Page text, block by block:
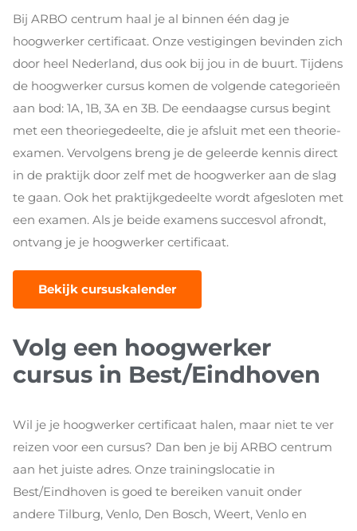
Bij ARBO centrum haal je al binnen één dag je
hoogwerker certificaat. Onze vestigingen bevinden zich
door heel Nederland, dus ook bij jou in de buurt. Tijdens
de hoogwerker cursus komen de volgende categorieën
aan bod: 1A, 1B, 3A en 3B. De eendaagse cursus begint
met een theoriegedeelte, die je afsluit met een theorie-
examen. Vervolgens breng je de geleerde kennis direct
in de praktijk door zelf met de hoogwerker aan de slag
te gaan. Ook het praktijkgedeelte wordt afgesloten met
een examen. Als je beide examens succesvol afrondt,
ontvang je je hoogwerker certificaat.
Bekijk cursuskalender
Volg een hoogwerker
cursus in Best/Eindhoven
Wil je je hoogwerker certificaat halen, maar niet te ver
reizen voor een cursus? Dan ben je bij ARBO centrum
aan het juiste adres. Onze trainingslocatie in
Best/Eindhoven is goed te bereiken vanuit onder
andere Tilburg, Venlo, Den Bosch, Weert, Venlo en